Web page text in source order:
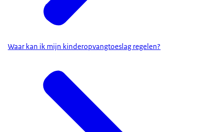
Waar kan ik mijn kinderopvangtoeslag regelen?